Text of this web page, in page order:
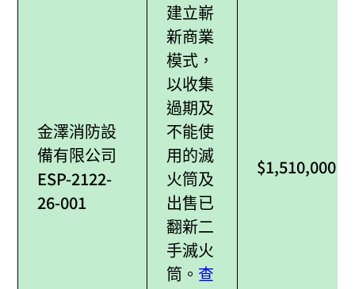
金澤消防設
備有限公司
ESP-2122-
26-001
建立嶄
新商業
模式，
以收集
過期及
不能使
用的滅
火筒及
出售已
翻新二
手滅火
筒。 查
$1,510,000